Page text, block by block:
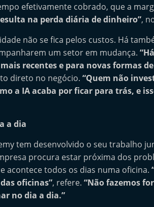
efetivamente cobrado, que a
na perda diária de dinheiro”,
não se fica pelos custos. Há
um setor em mudança.
recentes e para novas formas
direto no negócio. “Quem não
a IA acaba por ficar para trás, e
a dia
tem desenvolvido o seu trabalho
procura estar próxima dos
acontece todos os dias numa oficina.
oficinas”, refere. “Não fazemos
no dia a dia.”